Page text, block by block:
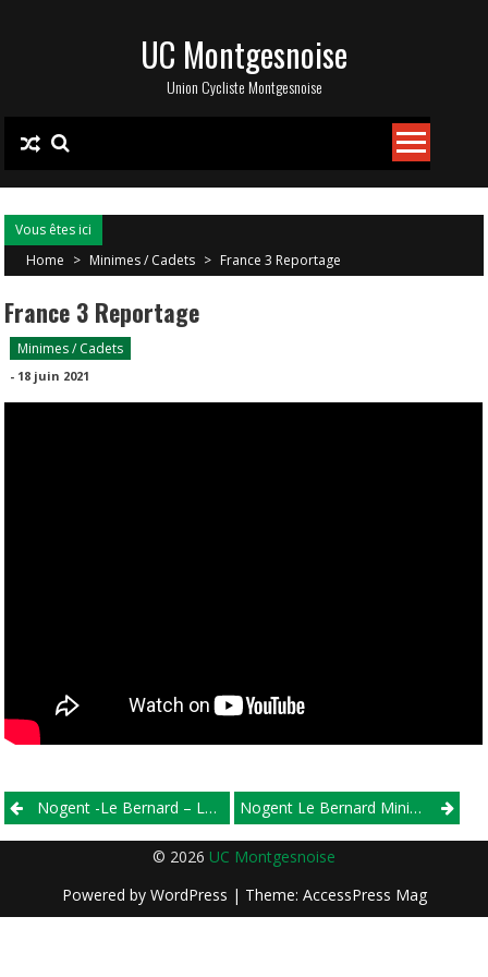
UC Montgesnoise
Union Cycliste Montgesnoise
Vous êtes ici
Home > Minimes / Cadets > France 3 Reportage
France 3 Reportage
Minimes / Cadets
- 18 juin 2021
Post
navigation
Nogent -Le Bernard – Les Engagés – Nogent Le Bernard Minimes
© 2026 UC Montgesnoise
Powered by WordPress | Theme: AccessPress Mag